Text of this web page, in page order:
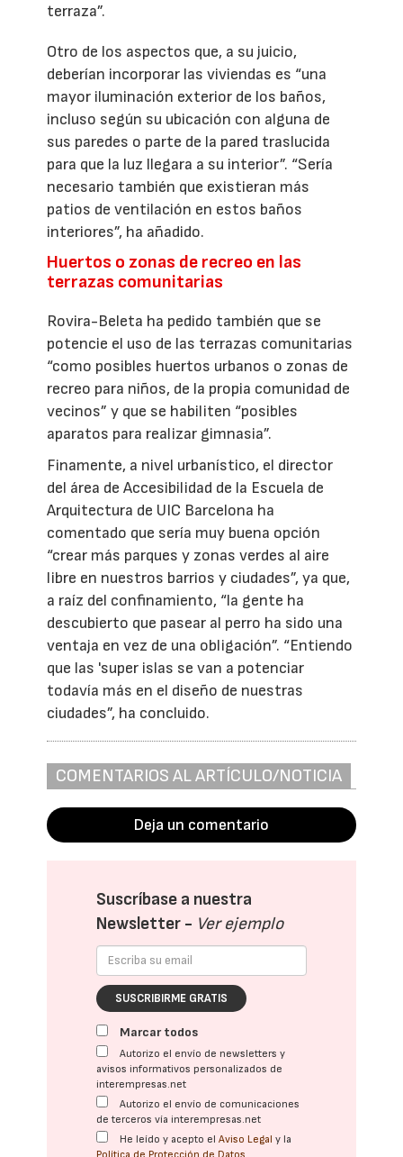
terraza”.
Otro de los aspectos que, a su juicio,
deberían incorporar las viviendas es “una
mayor iluminación exterior de los baños,
incluso según su ubicación con alguna de
sus paredes o parte de la pared traslucida
para que la luz llegara a su interior”. “Sería
necesario también que existieran más
patios de ventilación en estos baños
interiores”, ha añadido.
Huertos o zonas de recreo en las
terrazas comunitarias
Rovira-Beleta ha pedido también que se
potencie el uso de las terrazas comunitarias
“como posibles huertos urbanos o zonas de
recreo para niños, de la propia comunidad de
vecinos” y que se habiliten “posibles
aparatos para realizar gimnasia”.
Finamente, a nivel urbanístico, el director
del área de Accesibilidad de la Escuela de
Arquitectura de UIC Barcelona ha
comentado que sería muy buena opción
“crear más parques y zonas verdes al aire
libre en nuestros barrios y ciudades”, ya que,
a raíz del confinamiento, “la gente ha
descubierto que pasear al perro ha sido una
ventaja en vez de una obligación”. “Entiendo
que las 'super islas se van a potenciar
todavía más en el diseño de nuestras
ciudades”, ha concluido.
COMENTARIOS AL ARTÍCULO/NOTICIA
Deja un comentario
Suscríbase a nuestra
Newsletter - Ver ejemplo
SUSCRIBIRME GRATIS
Marcar todos
Autorizo el envío de newsletters y
avisos informativos personalizados de
interempresas.net
Autorizo el envío de comunicaciones
de terceros vía interempresas.net
He leído y acepto elAviso Legal y la